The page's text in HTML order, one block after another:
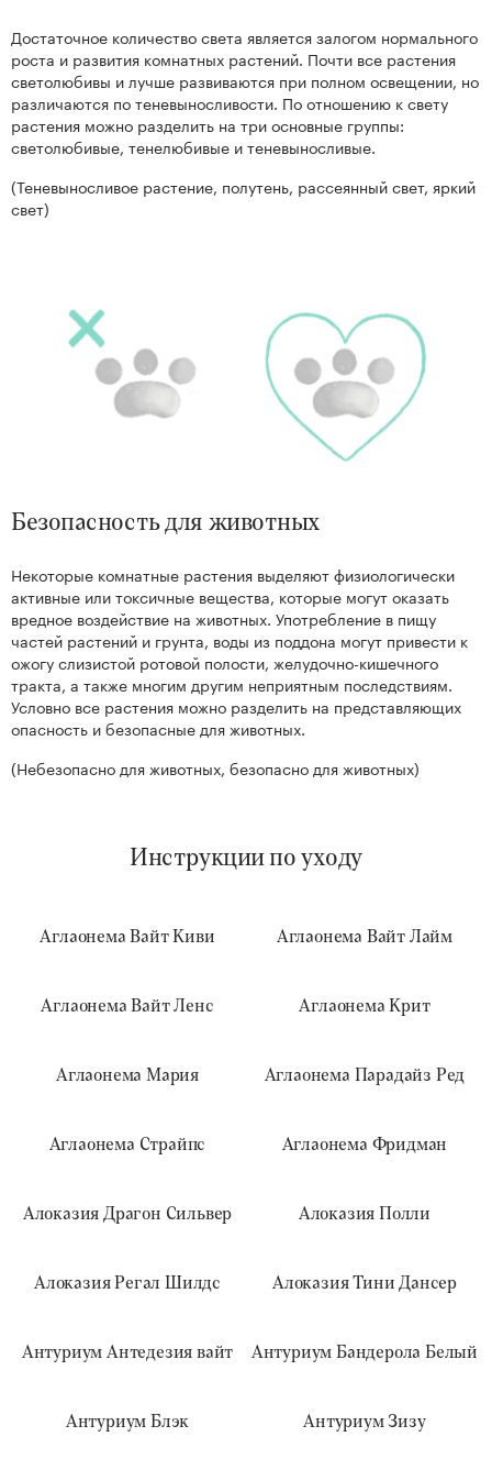
Достаточное количество света является залогом нормального
роста и развития комнатных растений. Почти все растения
светолюбивы и лучше развиваются при полном освещении, но
различаются по теневыносливости. По отношению к свету
растения можно разделить на три основные группы:
светолюбивые, тенелюбивые и теневыносливые.
(Теневыносливое растение, полутень, рассеянный свет, яркий
свет)
Безопасность для животных
Некоторые комнатные растения выделяют физиологически
активные или токсичные вещества, которые могут оказать
вредное воздействие на животных. Употребление в пищу
частей растений и грунта, воды из поддона могут привести к
ожогу слизистой ротовой полости, желудочно-кишечного
тракта, а также многим другим неприятным последствиям.
Условно все растения можно разделить на представляющих
опасность и безопасные для животных.
(Небезопасно для животных, безопасно для животных)
Инструкции по уходу
Аглаонема Вайт Киви Аглаонема Вайт Лайм
Аглаонема Вайт Ленс Аглаонема Крит
Аглаонема Мария Аглаонема Парадайз Ред
Аглаонема Страйпс Аглаонема Фридман
Алоказия Драгон Сильвер Алоказия Полли
Алоказия Регал Шилдс Алоказия Тини Дансер
Антуриум Антедезия вайт Антуриум Бандерола Белый
Антуриум Блэк Антуриум Зизу